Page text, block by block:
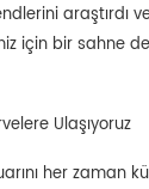
araştırdı
için bir
Ulaşıyoruz
her